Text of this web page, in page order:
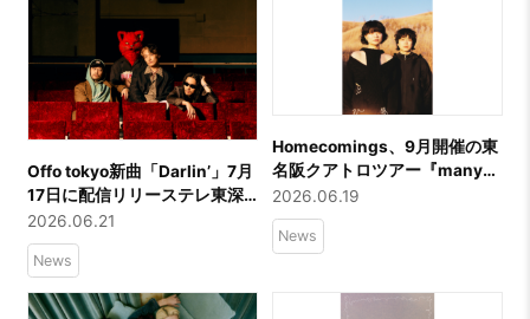
Offo tokyo新曲「Darlin’」7月
17日に配信リリーステレ東深
夜ドラマ「一緒にごはんをた
べるだけ」オープニングテー
マに
2026.06.21
News
Homecomings、9月開催の東
名阪クアトロツアー『many
shapes, many echoes』対バ
ンゲストを発表！
2026.06.19
News